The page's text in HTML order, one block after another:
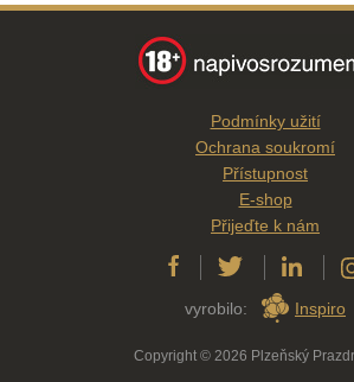
Podmínky užití
Ochrana soukromí
Přístupnost
E-shop
Přijeďte k nám
vyrobilo: Inspiro
Copyright © 2026 Plzeňský